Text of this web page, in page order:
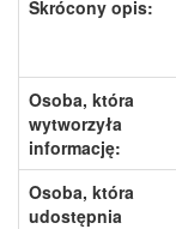
Skrócony opis:
Osoba, która
wytworzyła
informację:
Osoba, która
udostępnia